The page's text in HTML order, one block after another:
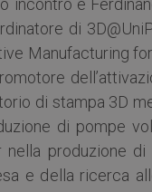
incontro è
di
Manufacturing
di stampa 3D
di pompe
nella produzione
e della ricerca